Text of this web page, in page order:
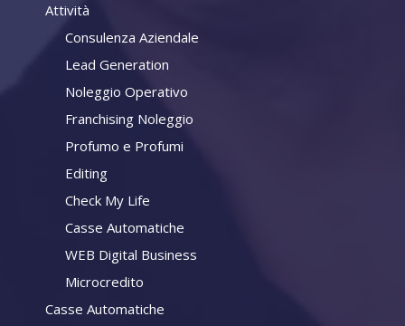
Attività
Consulenza Aziendale
Lead Generation
Noleggio Operativo
Franchising Noleggio
Profumo e Profumi
Editing
Check My Life
Casse Automatiche
WEB Digital Business
Microcredito
Casse Automatiche